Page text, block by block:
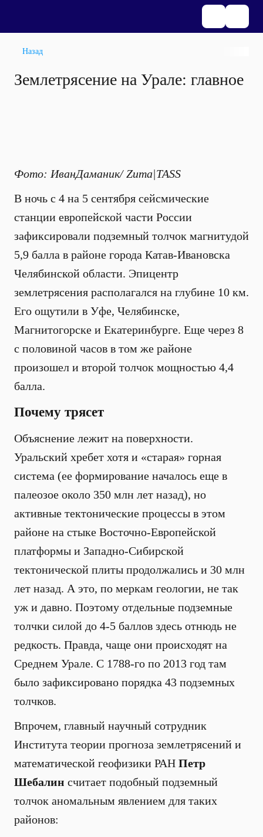
Назад
Землетрясение на Урале: главное
Фото: ИванДаманик/ Zuma|TASS
В ночь с 4 на 5 сентября сейсмические
станции европейской части России
зафиксировали подземный толчок магнитудой
5,9 балла в районе города Катав-Ивановска
Челябинской области. Эпицентр
землетрясения располагался на глубине 10 км.
Его ощутили в Уфе, Челябинске,
Магнитогорске и Екатеринбурге. Еще через 8
с половиной часов в том же районе
произошел и второй толчок мощностью 4,4
балла.
Почему трясет
Объяснение лежит на поверхности.
Уральский хребет хотя и «старая» горная
система (ее формирование началось еще в
палеозое около 350 млн лет назад), но
активные тектонические процессы в этом
районе на стыке Восточно-Европейской
платформы и Западно-Сибирской
тектонической плиты продолжались и 30 млн
лет назад. А это, по меркам геологии, не так
уж и давно. Поэтому отдельные подземные
толчки силой до 4-5 баллов здесь отнюдь не
редкость. Правда, чаще они происходят на
Среднем Урале. С 1788-го по 2013 год там
было зафиксировано порядка 43 подземных
толчков.
Впрочем, главный научный сотрудник
Института теории прогноза землетрясений и
математической геофизики РАН Петр
Шебалин считает подобный подземный
толчок аномальным явлением для таких
районов: